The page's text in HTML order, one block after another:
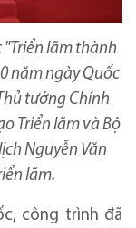
lãm thành
năm ngày Quốc
tướng Chính
Triển lãm và Bộ
Nguyễn Văn
lãm.
công trình đã